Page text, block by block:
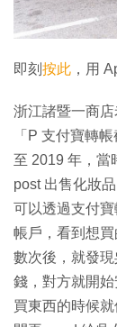
即刻 按此 ，用
浙江諸暨一商
「P 支付寶轉
至 2019 年，當
post 出售化妝
可以透過支付
帳戶，看到想
數次後，就發
錢，對方就開
買東西的時候